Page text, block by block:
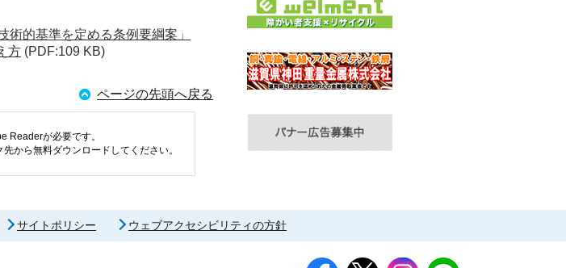
術的基準を定める条例要綱案」
方 (PDF:109 KB)
ページの先頭へ戻る
Readerが必要です。
から無料ダウンロードしてください。
サイトポリシー ウェブアクセシビリティの方針